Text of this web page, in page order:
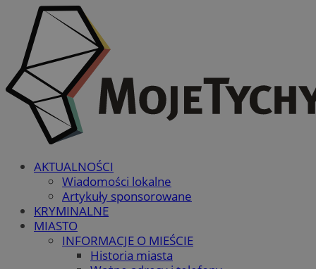
AKTUALNOŚCI
Wiadomości lokalne
Artykuły sponsorowane
KRYMINALNE
MIASTO
INFORMACJE O MIEŚCIE
Historia miasta